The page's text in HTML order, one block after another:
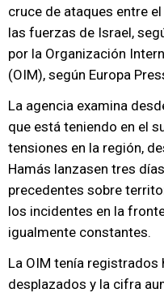
cruce de ataques entre
las fuerzas de Israel,
por la Organización
(OIM), según Europa
La agencia examina
que está teniendo en el
tensiones en la región,
Hamás lanzasen tres
precedentes sobre
los incidentes en la
igualmente constantes.
La OIM tenía
desplazados y la cifra